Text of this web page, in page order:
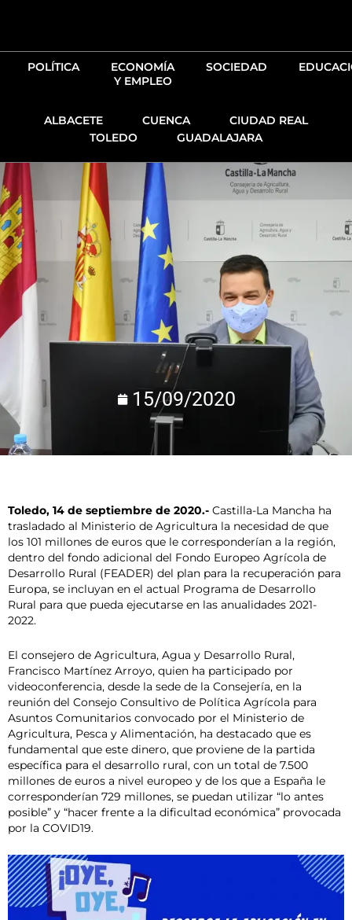
POLÍTICA
ECONOMÍA
Y EMPLEO
SOCIEDAD
ALBACETE CUENCA
CIUDAD REAL
TOLEDO
GUADALAJARA
15/09/2020
Toledo, 14 de septiembre de 2020.- Castilla-La Mancha ha
trasladado al Ministerio de Agricultura la necesidad de que
los 101 millones de euros que le corresponderían a la región,
dentro del fondo adicional del Fondo Europeo Agrícola de
Desarrollo Rural (FEADER) del plan para la recuperación para
Europa, se incluyan en el actual Programa de Desarrollo
Rural para que pueda ejecutarse en las anualidades 2021-
2022.
El consejero de Agricultura, Agua y Desarrollo Rural,
Francisco Martínez Arroyo, quien ha participado por
videoconferencia, desde la sede de la Consejería, en la
reunión del Consejo Consultivo de Política Agrícola para
Asuntos Comunitarios convocado por el Ministerio de
Agricultura, Pesca y Alimentación, ha destacado que es
fundamental que este dinero, que proviene de la partida
específica para el desarrollo rural, con un total de 7.500
millones de euros a nivel europeo y de los que a España le
corresponderían 729 millones, se puedan utilizar “lo antes
posible” y “hacer frente a la dificultad económica” provocada
por la COVID19.